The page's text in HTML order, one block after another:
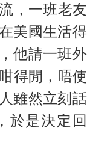
，一班老友
美國生活得
他請一班外
得閒，唔使
雖然立刻話
於是決定回